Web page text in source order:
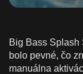
Big Bass Splash
bolo pevné, čo
manuálna